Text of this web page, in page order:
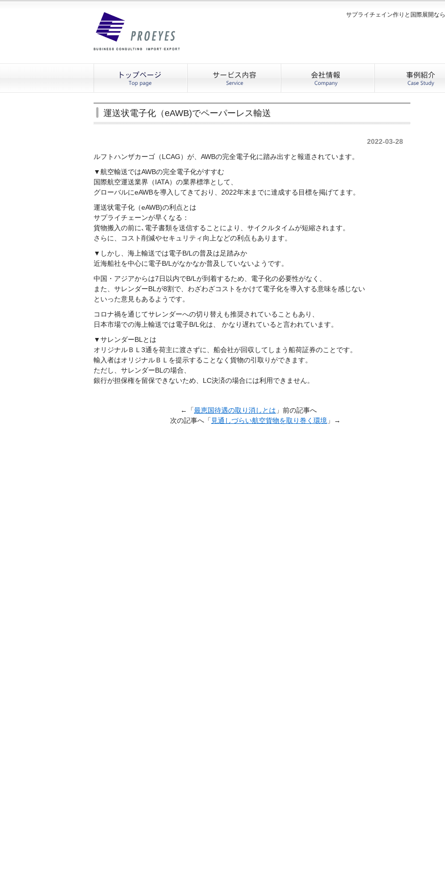
サプライチェイン作りと国際展開なら
運送状電子化（eAWB)でペーパーレス輸送
2022-03-28
ルフトハンザカーゴ（LCAG）が、AWBの完全電子化に踏み出すと報道されています。
▼航空輸送ではAWBの完全電子化がすすむ
国際航空運送業界（IATA）の業界標準として、
グローバルにeAWBを導入してきており、2022年末までに達成する目標を掲げてます。
運送状電子化（eAWB)の利点とは
サプライチェーンが早くなる：
貨物搬入の前に､電子書類を送信することにより、サイクルタイムが短縮されます。
さらに、コスト削減やセキュリティ向上などの利点もあります。
▼しかし、海上輸送では電子B/Lの普及は足踏みか
近海船社を中心に電子B/Lがなかなか普及していないようです。
中国・アジアからは7日以内でB/Lが到着するため、電子化の必要性がなく、
また、サレンダーBLが8割で、わざわざコストをかけて電子化を導入する意味を感じない
といった意見もあるようです。
コロナ禍を通じてサレンダーへの切り替えも推奨されていることもあり、
日本市場での海上輸送では電子B/L化は、 かなり遅れていると言われています。
▼サレンダーBLとは
オリジナルＢＬ3通を荷主に渡さずに、船会社が回収してしまう船荷証券のことです。
輸入者はオリジナルＢＬを提示することなく貨物の引取りができます。
ただし、サレンダーBLの場合、
銀行が担保権を留保できないため、LC決済の場合には利用できません。
←「最恵国待遇の取り消しとは 」前の記事へ
次の記事へ「 見通しづらい航空貨物を取り巻く環境 」→